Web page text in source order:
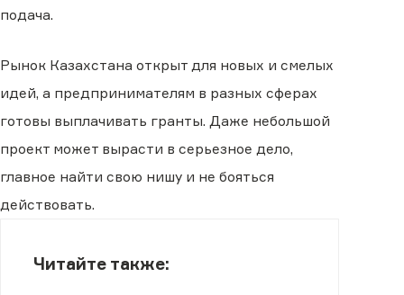
подача.
Рынок Казахстана открыт для новых и смелых
идей, а предпринимателям в разных сферах
готовы выплачивать гранты. Даже небольшой
проект может вырасти в серьезное дело,
главное найти свою нишу и не бояться
действовать.
Читайте также: